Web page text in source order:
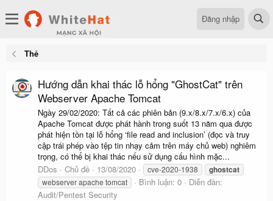
Đăng nhập
Thẻ
Hướng dẫn khai thác lỗ hổng "GhostCat" trên
Webserver Apache Tomcat
Ngày 29/02/2020: Tất cả các phiên bản (9.x/8.x/7.x/6.x) của
Apache Tomcat được phát hành trong suốt 13 năm qua được
phát hiện tồn tại lỗ hổng ‘file read and inclusion’ (đọc và truy
cập trái phép vào tệp tin nhạy cảm trên máy chủ web) nghiêm
trọng, có thể bị khai thác nếu sử dụng cấu hình mặc...
DDos
Chủ đề 13/08/2020 cve-2020-1938 ghostcat
webserver apache tomcat Bình luận: 0
Diễn đàn:
Audit/Pentest Security